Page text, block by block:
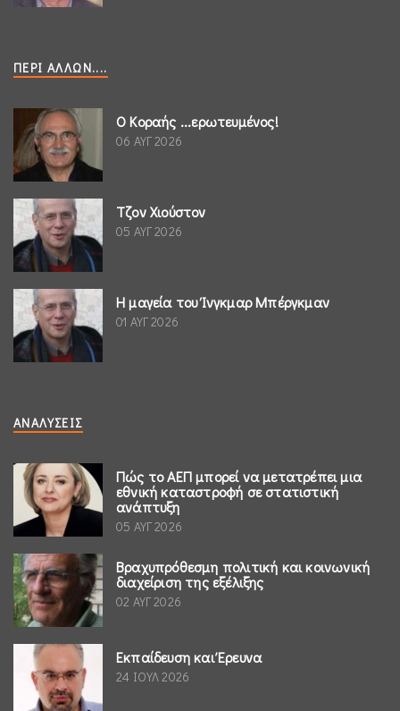
ΠΕΡΊ ΆΛΛΩΝ....
Ο Κοραής ...ερωτευμένος!
06 ΑΥΓ 2026
Τζον Χιούστον
05 ΑΥΓ 2026
Η μαγεία του Ίνγκμαρ Μπέργκμαν
01 ΑΥΓ 2026
ΑΝΑΛΎΣΕΙΣ
Πώς το ΑΕΠ μπορεί να μετατρέπει μια
εθνική καταστροφή σε στατιστική
ανάπτυξη
05 ΑΥΓ 2026
Βραχυπρόθεσμη πολιτική και κοινωνική
διαχείριση της εξέλιξης
02 ΑΥΓ 2026
Εκπαίδευση και Έρευνα
24 ΙΟΥΛ 2026